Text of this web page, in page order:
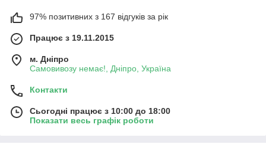
97% позитивних з 167 відгуків за рік
Працює з 19.11.2015
м. Дніпро
Самовивозу немає!, Дніпро, Україна
Контакти
Сьогодні працює з 10:00 до 18:00
Показати весь графік роботи